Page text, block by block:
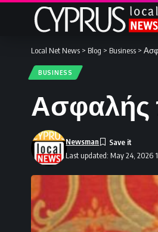
Local Net News > Blog > Business >
BUSINESS
Ασφαλής
Last updated: May 24, 2026
Newsman